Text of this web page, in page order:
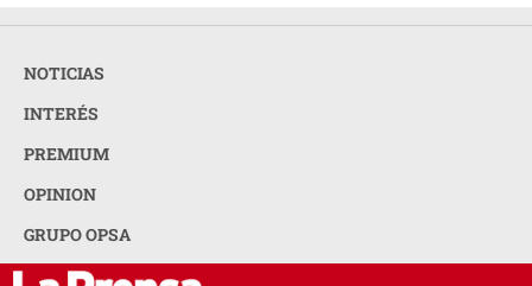
NOTICIAS
INTERÉS
PREMIUM
OPINION
GRUPO OPSA